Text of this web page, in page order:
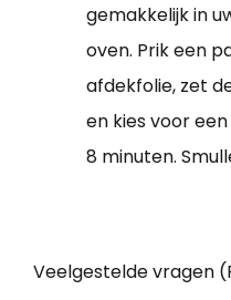
gemakkelijk in
oven. Prik een
afdekfolie, zet
en kies voor
8 minuten.
Veelgestelde vragen